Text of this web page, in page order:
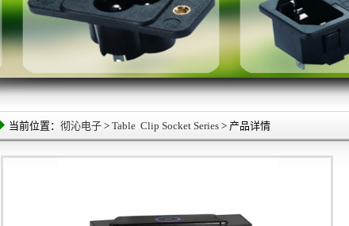
当前位置： 彻沁电子 > Table Clip Socket Series > 产品详情